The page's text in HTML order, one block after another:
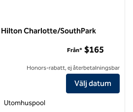
Hilton Charlotte/SouthPark
Suites by Hilton Charlotte/
Från* $165
Honors-rabatt, ej återbetalningsbar
Välj datum
Utomhuspool